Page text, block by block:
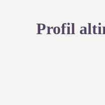
Profil